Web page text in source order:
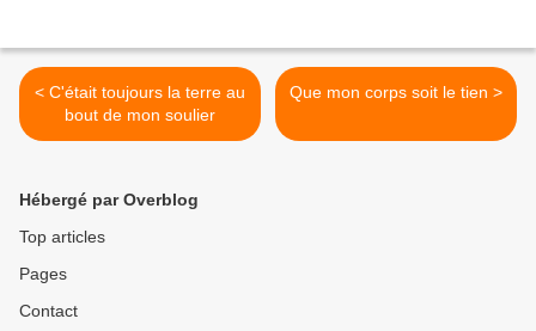
< C'était toujours la terre au
bout de mon soulier
Que mon corps soit le tien >
Hébergé par Overblog
Top articles
Pages
Contact